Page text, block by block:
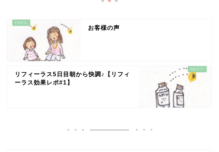
お客様の声
リフィーラス5日目朝から快調♪【リフィ
ーラス効果レポ#1】